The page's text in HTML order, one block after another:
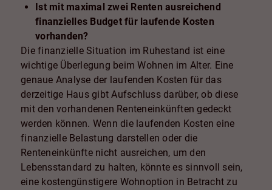
Ist mit maximal zwei Renten ausreichend
finanzielles Budget für laufende Kosten
vorhanden?
Die finanzielle Situation im Ruhestand ist eine
wichtige Überlegung beim Wohnen im Alter. Eine
genaue Analyse der laufenden Kosten für das
derzeitige Haus gibt Aufschluss darüber, ob diese
mit den vorhandenen Renteneinkünften gedeckt
werden können. Wenn die laufenden Kosten eine
finanzielle Belastung darstellen oder die
Renteneinkünfte nicht ausreichen, um den
Lebensstandard zu halten, könnte es sinnvoll sein,
eine kostengünstigere Wohnoption in Betracht zu